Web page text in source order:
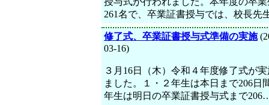
261名で、卒業証書授与では、校長先
修了式、卒業証書授与式準備の実施
03-16)
３月16日（木）令和４年度修了式が
ました。１・２年生は本日まで206日
年生は明日の卒業証書授与式まで